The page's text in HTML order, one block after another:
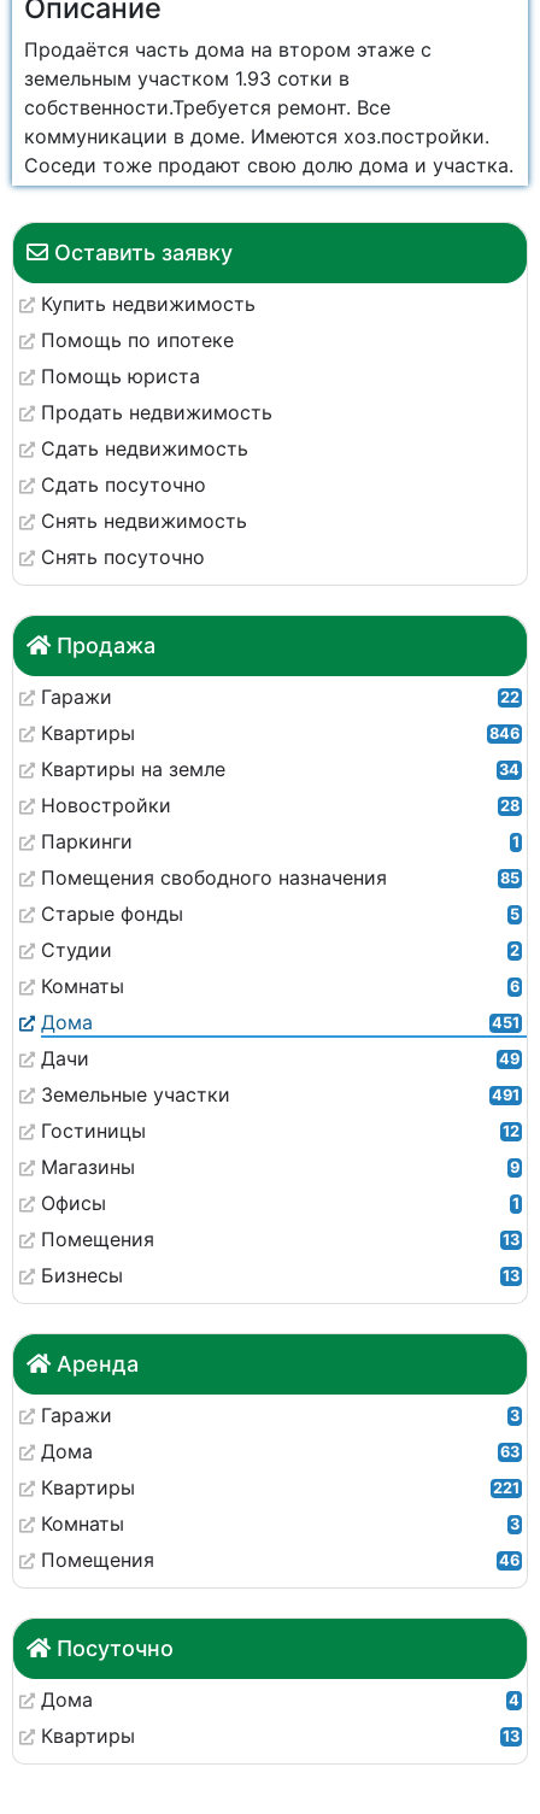
Оставить заявку
Купить недвижимость
Помощь по ипотеке
Помощь юриста
Продать недвижимость
Сдать недвижимость
Сдать посуточно
Снять недвижимость
Снять посуточно
Продажа
Гаражи 22
Квартиры 846
Квартиры на земле 34
Новостройки 28
Паркинги 1
Помещения свободного назначения 85
Старые фонды 5
Студии 2
Комнаты 6
Дома 451
Дачи 49
Земельные участки 491
Гостиницы 12
Магазины 9
Офисы 1
Помещения 13
Бизнесы 13
Аренда
Гаражи 3
Дома 63
Квартиры 221
Комнаты 3
Помещения 46
Посуточно
Дома 4
Квартиры 13
Описание
Продаётся часть дома на втором этаже с
земельным участком 1.93 сотки в
собственности.Требуется ремонт. Все
коммуникации в доме. Имеются хоз.постройки.
Соседи тоже продают свою долю дома и участка.